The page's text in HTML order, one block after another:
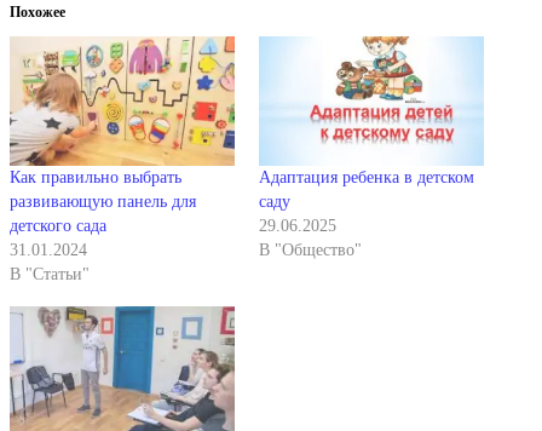
Похожее
Как правильно выбрать
развивающую панель для
детского сада
31.01.2024
В "Статьи"
Адаптация ребенка в детском
саду
29.06.2025
В "Общество"